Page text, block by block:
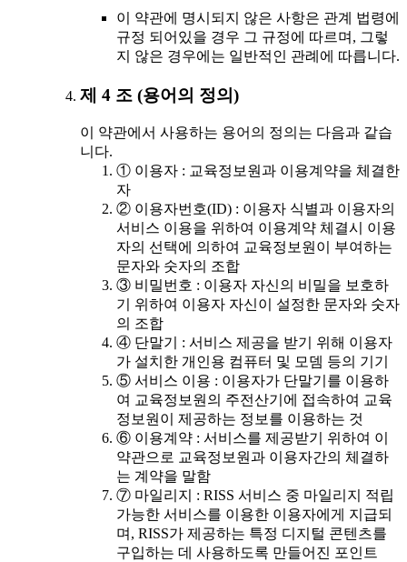
이 약관에 명시되지 않은 사항은 관계 법령에
규정 되어있을 경우 그 규정에 따르며, 그렇
지 않은 경우에는 일반적인 관례에 따릅니다.
제 4 조 (용어의 정의)
이 약관에서 사용하는 용어의 정의는 다음과 같습
니다.
① 이용자 : 교육정보원과 이용계약을 체결한
자
② 이용자번호(ID) : 이용자 식별과 이용자의
서비스 이용을 위하여 이용계약 체결시 이용
자의 선택에 의하여 교육정보원이 부여하는
문자와 숫자의 조합
③ 비밀번호 : 이용자 자신의 비밀을 보호하
기 위하여 이용자 자신이 설정한 문자와 숫자
의 조합
④ 단말기 : 서비스 제공을 받기 위해 이용자
가 설치한 개인용 컴퓨터 및 모뎀 등의 기기
⑤ 서비스 이용 : 이용자가 단말기를 이용하
여 교육정보원의 주전산기에 접속하여 교육
정보원이 제공하는 정보를 이용하는 것
⑥ 이용계약 : 서비스를 제공받기 위하여 이
약관으로 교육정보원과 이용자간의 체결하
는 계약을 말함
⑦ 마일리지 : RISS 서비스 중 마일리지 적립
가능한 서비스를 이용한 이용자에게 지급되
며, RISS가 제공하는 특정 디지털 콘텐츠를
구입하는 데 사용하도록 만들어진 포인트